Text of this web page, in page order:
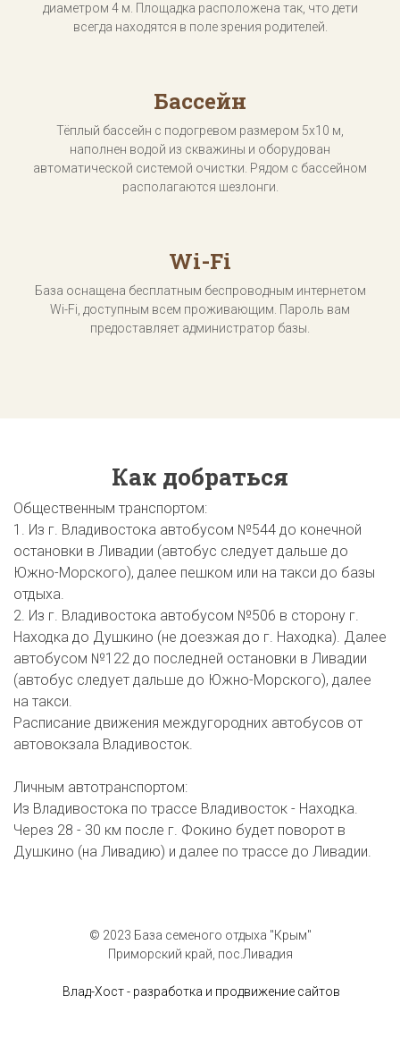
диаметром 4 м. Площадка расположена так, что дети
всегда находятся в поле зрения родителей.
Бассейн
Тёплый бассейн с подогревом размером 5х10 м,
наполнен водой из скважины и оборудован
автоматической системой очистки. Рядом с бассейном
располагаются шезлонги.
Wi-Fi
База оснащена бесплатным беспроводным интернетом
Wi-Fi, доступным всем проживающим. Пароль вам
предоставляет администратор базы.
Как добраться
Общественным транспортом:
1. Из г. Владивостока автобусом №544 до конечной
остановки в Ливадии (автобус следует дальше до
Южно-Морского), далее пешком или на такси до базы
отдыха.
2. Из г. Владивостока автобусом №506 в сторону г.
Находка до Душкино (не доезжая до г. Находка). Далее
автобусом №122 до последней остановки в Ливадии
(автобус следует дальше до Южно-Морского), далее
на такси.
Расписание движения междугородних автобусов от
автовокзала Владивосток.
Личным автотранспортом:
Из Владивостока по трассе Владивосток - Находка.
Через 28 - 30 км после г. Фокино будет поворот в
Душкино (на Ливадию) и далее по трассе до Ливадии.
© 2023 База семеного отдыха "Крым"
Приморский край, пос.Ливадия
Влад-Хост - разработка и продвижение сайтов